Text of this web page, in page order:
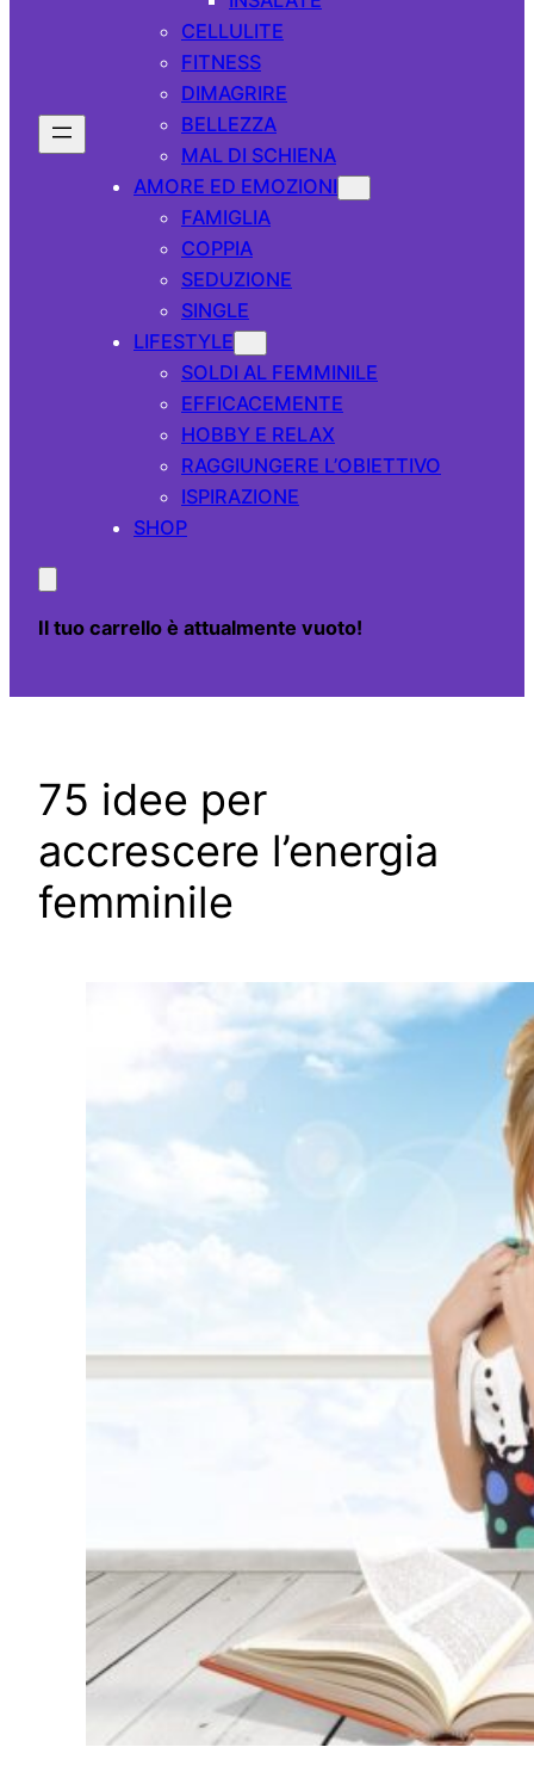
CELLULITE
FITNESS
DIMAGRIRE
BELLEZZA
MAL DI SCHIENA
AMORE ED EMOZIONI
FAMIGLIA
COPPIA
SEDUZIONE
SINGLE
LIFESTYLE
SOLDI AL FEMMINILE
EFFICACEMENTE
HOBBY E RELAX
RAGGIUNGERE L’OBIETTIVO
ISPIRAZIONE
SHOP
Il tuo carrello è attualmente vuoto!
75 idee per
accrescere l’energia
femminile